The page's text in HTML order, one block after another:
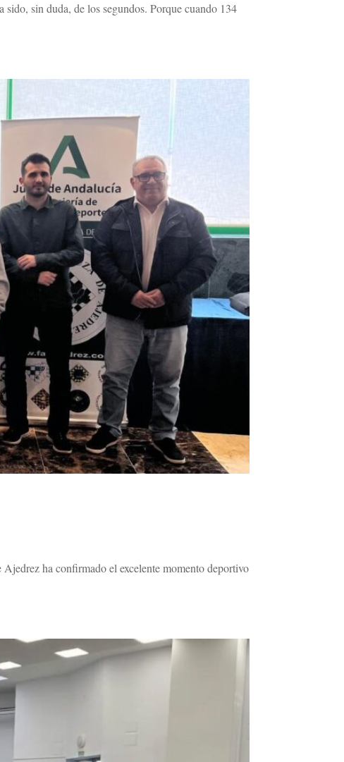
sin duda, de los segundos. Porque cuando 134
ha confirmado el excelente momento deportivo